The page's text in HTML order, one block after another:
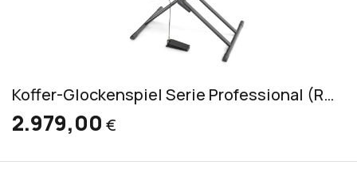
Koffer-Glockenspiel Serie Professional (RGS/K/P 300)
2.979,00 €